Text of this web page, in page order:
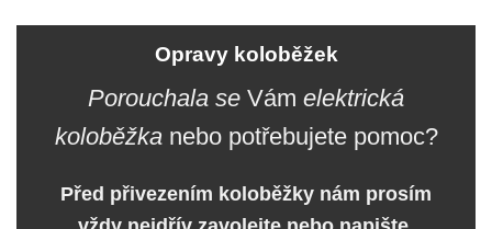
Opravy koloběžek
Porouchala se Vám elektrická
koloběžkanebo potřebujetepomoc?
Před přivezením koloběžky nám prosím